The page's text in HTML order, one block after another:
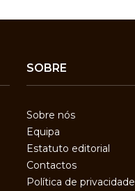
SOBRE
Sobre nós
Equipa
Estatuto editorial
Contactos
Política de privacidade